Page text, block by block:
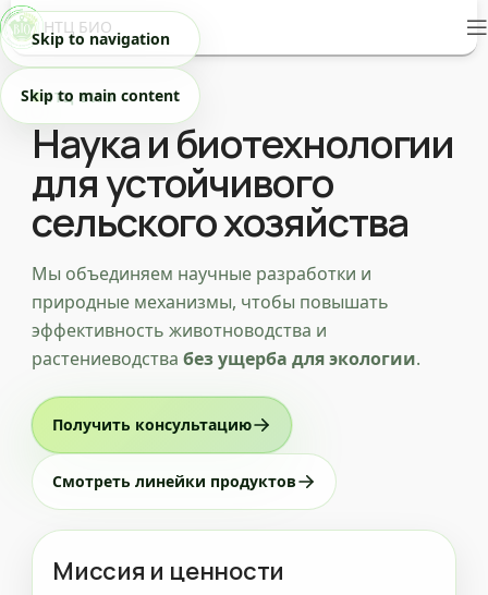
Skip to navigation
Skip to main content
НТЦ БИО
НТЦ БИО
Наука и биотехнологии
для устойчивого
сельского хозяйства
Мы объединяем научные разработки и
природные механизмы, чтобы повышать
эффективность животноводства и
растениеводства без ущерба для экологии.
Получить консультацию
Смотреть линейки продуктов
Миссия и ценности